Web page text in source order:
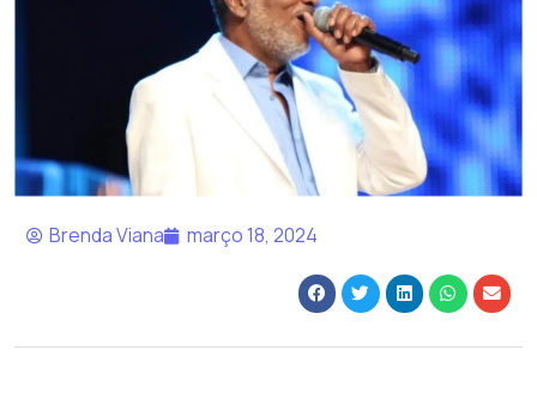
Brenda Viana março 18, 2024